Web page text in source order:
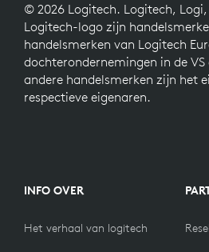
© 2026 Logitech. Logitech,
Logitech-logo zijn
handelsmerken van Logitech
dochterondernemingen in de
andere handelsmerken zijn het
respectieve eigenaren.
INFO OVER
Het verhaal van logitech